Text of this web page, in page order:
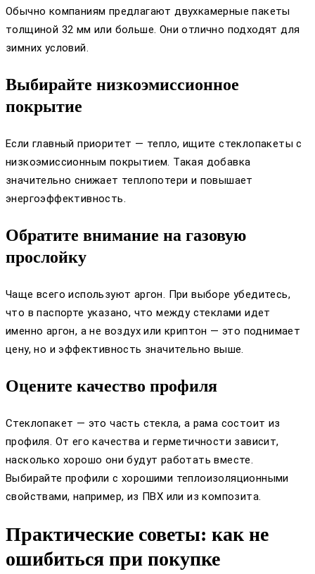
Обычно компаниям предлагают двухкамерные пакеты
толщиной 32 мм или больше. Они отлично подходят для
зимних условий.
Выбирайте низкоэмиссионное
покрытие
Если главный приоритет — тепло, ищите стеклопакеты с
низкоэмиссионным покрытием. Такая добавка
значительно снижает теплопотери и повышает
энергоэффективность.
Обратите внимание на газовую
прослойку
Чаще всего используют аргон. При выборе убедитесь,
что в паспорте указано, что между стеклами идет
именно аргон, а не воздух или криптон — это поднимает
цену, но и эффективность значительно выше.
Оцените качество профиля
Стеклопакет — это часть стекла, а рама состоит из
профиля. От его качества и герметичности зависит,
насколько хорошо они будут работать вместе.
Выбирайте профили с хорошими теплоизоляционными
свойствами, например, из ПВХ или из композита.
Практические советы: как не
ошибиться при покупке